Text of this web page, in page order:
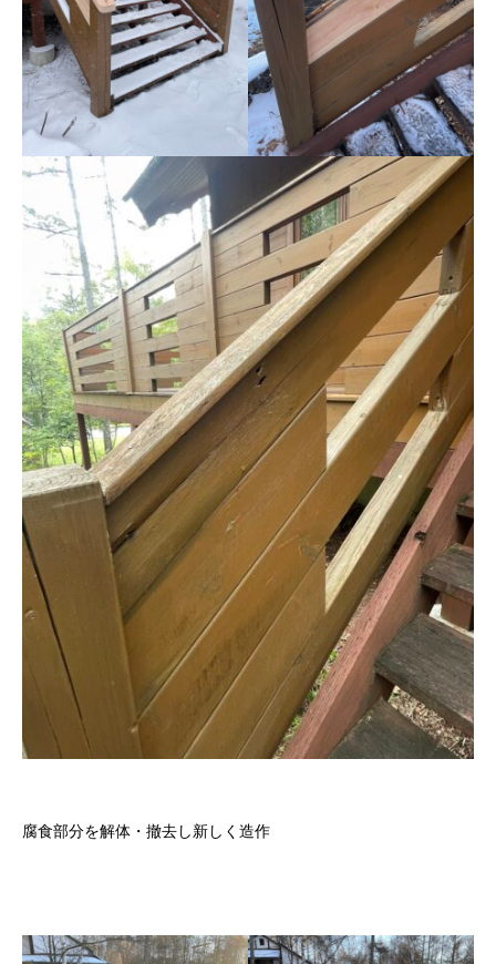
腐食部分を解体・撤去し新しく造作